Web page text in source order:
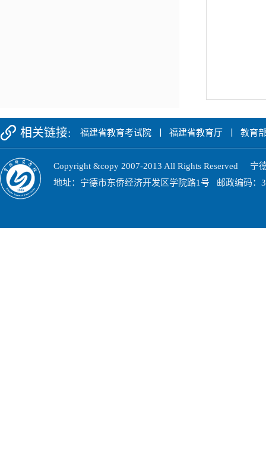
相关链接: 福建省教育考试院 福建省教育厅 教育
Copyright &copy 2007-2013 All Rights Reserved 宁
地址：宁德市东侨经济开发区学院路1号 邮政编码